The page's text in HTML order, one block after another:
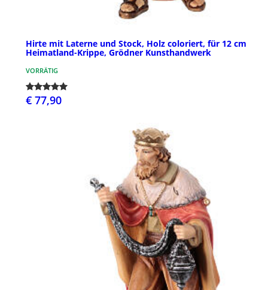
Hirte mit Laterne und Stock, Holz coloriert, für 12 cm
Heimatland-Krippe, Grödner Kunsthandwerk
VORRÄTIG
€ 77,90